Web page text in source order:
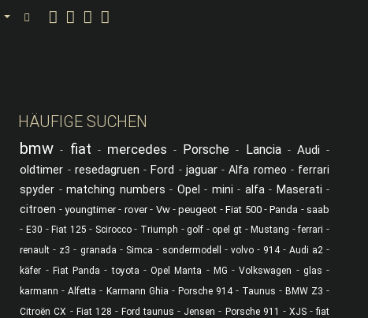
C.O.G. Classics auf YouTube
C.O.G. Classics auf Facebook
C.O.G. Classics auf Instagram
HÄUFIGE SUCHEN
bmw - fiat - mercedes - Porsche - Lancia- Audi -
oldtimer - resedagruen - Ford - jaguar-Alfa romeo - ferrari
spyder -matching numbers - Opel - mini - alfa - Maserati -
citroen -youngtimer- rover- Vw-peugeot -Fiat 500-Panda - saab
- E30 -Fiat 125 - Scirocco- Triumph - golf - opel gt -Mustang -ferrari -
renault - z3 - granada - Simca - sondermodell - volvo- 914- Audi a2 -
käfer - Fiat Panda -toyota -Opel Manta - MG -Volkswagen - glas -
karmann -Alfetta - Karmann Ghia - Porsche 914- Taunus - BMW Z3 -
Citroën CX - Fiat 128 - Ford taunus - Jensen - Porsche 911 - XJS-fiat